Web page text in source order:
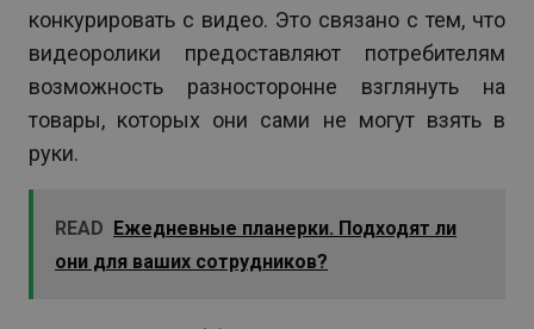
конкурировать с видео. Это связано с тем, что
видеоролики предоставляют потребителям
возможность разносторонне взглянуть на
товары, которых они сами не могут взять в
руки.
READ Ежедневные планерки. Подходят ли
они для ваших сотрудников?